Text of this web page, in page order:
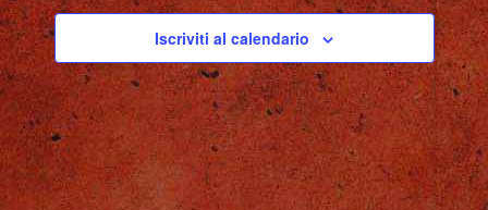
Iscriviti al calendario